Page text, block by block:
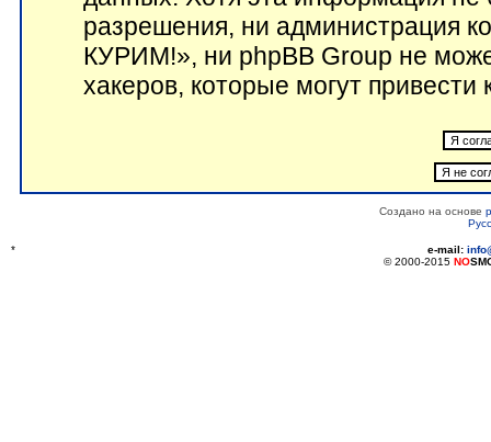
разрешения, ни администрация
КУРИМ!», ни phpBB Group не
хакеров, которые могут
Создано на основе
* e-mail:
© 2000-2015 NO